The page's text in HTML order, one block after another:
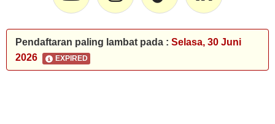
Pendaftaran paling lambat pada : Selasa, 30 Juni
2026
EXPIRED